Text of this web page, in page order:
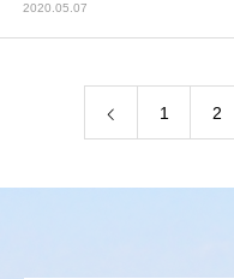
2020.05.07
1 2